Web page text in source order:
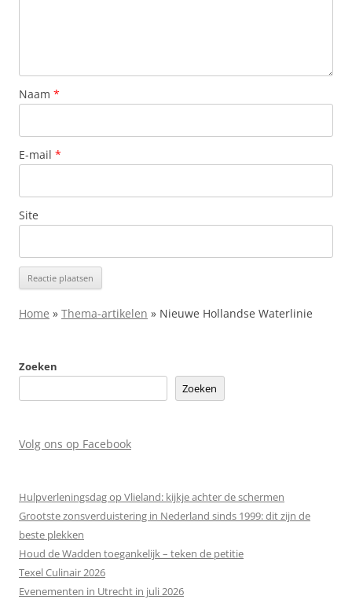
Naam *
E-mail *
Site
Home » Thema-artikelen » Nieuwe Hollandse Waterlinie
Zoeken
Zoeken
Volg ons op Facebook
Hulpverleningsdag op Vlieland: kijkje achter de schermen
Grootste zonsverduistering in Nederland sinds 1999: dit zijn de
beste plekken
Houd de Wadden toegankelijk – teken de petitie
Texel Culinair 2026
Evenementen in Utrecht in juli 2026